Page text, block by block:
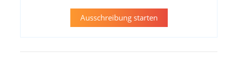
Ausschreibung starten